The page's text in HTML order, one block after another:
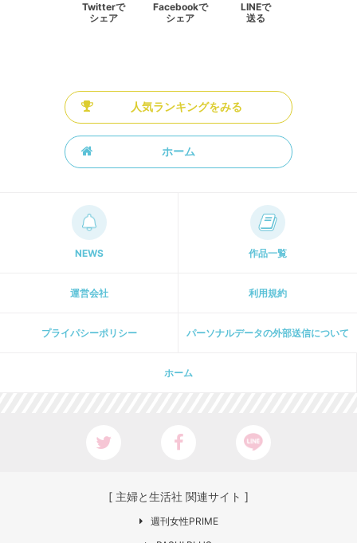
Twitterで
シェア
Facebookで
シェア
LINEで
送る
人気ランキングをみる
ホーム
NEWS 作品一覧
運営会社 利用規約
プライパシーポリシー パーソナルデータの外部送信について
ホーム
[ 主婦と生活社 関連サイト ]
週刊女性PRIME